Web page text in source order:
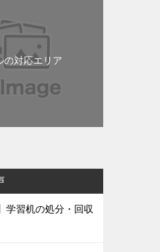
の対応エリア
学習机の処分・回収